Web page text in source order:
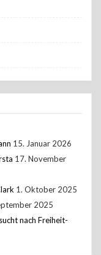
15. Januar 2026
17. November
1. Oktober 2025
2025
nach Freiheit-